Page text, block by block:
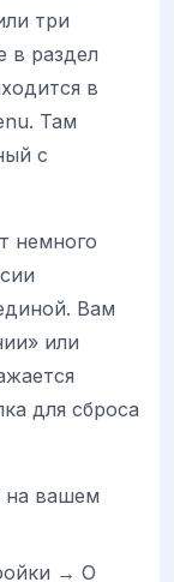
три
в раздел
в
Там
с
немного
Вам
или
для сброса
на вашем
→ О